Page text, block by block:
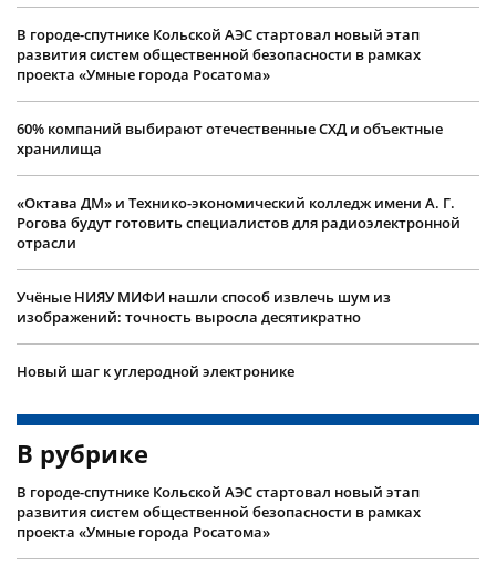
В городе-спутнике Кольской АЭС стартовал новый этап
развития систем общественной безопасности в рамках
проекта «Умные города Росатома»
60% компаний выбирают отечественные СХД и объектные
хранилища
«Октава ДМ» и Технико-экономический колледж имени А. Г.
Рогова будут готовить специалистов для радиоэлектронной
отрасли
Учëные НИЯУ МИФИ нашли способ извлечь шум из
изображений: точность выросла десятикратно
Новый шаг к углеродной электронике
В рубрике
В городе-спутнике Кольской АЭС стартовал новый этап
развития систем общественной безопасности в рамках
проекта «Умные города Росатома»